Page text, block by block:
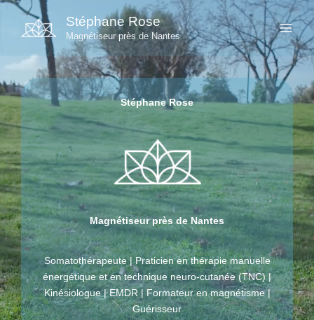
Aller
contenu
Stéphane Rose
Magnétiseur près de Nantes
Stéphane Rose
Magnétiseur près de Nantes
Somatothérapeute | Praticien en thérapie manuelle
énergétique et en technique neuro-cutanée (TNC) |
Kinésiologue | EMDR | Formateur en magnétisme |
Guérisseur